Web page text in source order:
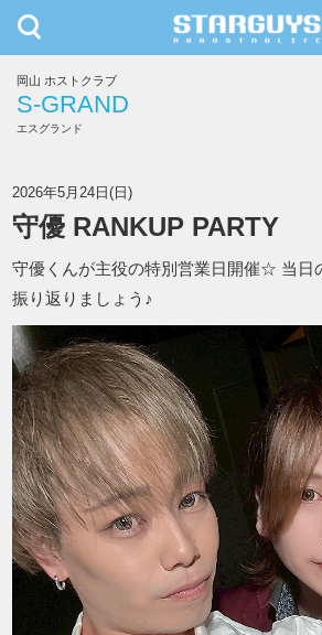
九州・沖縄
toggle
navigation
岡山 ホストクラブ
S-GRAND
エスグランド
2026年5月24日(日)
守優 RANKUP PARTY
守優くんが主役の特別営業日開催☆ 当日
振り返りましょう♪